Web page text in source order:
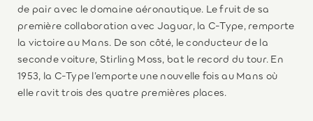
de pair avec le domaine aéronautique. Le fruit de sa
première collaboration avec Jaguar, la C-Type, remporte
la victoire au Mans. De son côté, le conducteur de la
seconde voiture, Stirling Moss, bat le record du tour. En
1953, la C-Type l’emporte une nouvelle fois au Mans où
elle ravit trois des quatre premières places.